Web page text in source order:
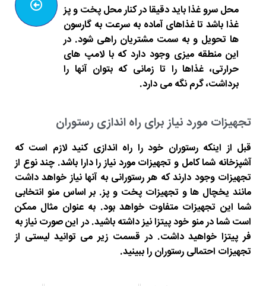
محل سرو غذا باید دقیقا در کنار محل پخت و پز
غذا باشد تا غذاهای آماده به سرعت به گارسون
ها تحویل و به سمت مشتریان راهی شود. در
این منطقه میزی وجود دارد که با لامپ های
حرارتی، غذاها را تا زمانی که بتوان آنها را
برداشت، گرم نگه می دارد.
تجهیزات مورد نیاز برای راه اندازی رستوران
قبل از اینکه رستوران خود را راه اندازی کنید لازم است که
آشپزخانه شما کامل و تجهیزات مورد نیاز را دارا باشد. چند نوع از
تجهیزات وجود دارند که هر رستورانی به آنها نیاز خواهد داشت
مانند یخچال ها و تجهیزات پخت و پز. بر اساس منو انتخابی
شما این تجهیزات متفاوت خواهد بود. به عنوان مثال ممکن
است شما در منو خود پیتزا نیز داشته باشید. در این صورت نیاز به
فر پیتزا خواهید داشت. در قسمت زیر می توانید لیستی از
تجهیزات احتمالی رستوران را ببینید.